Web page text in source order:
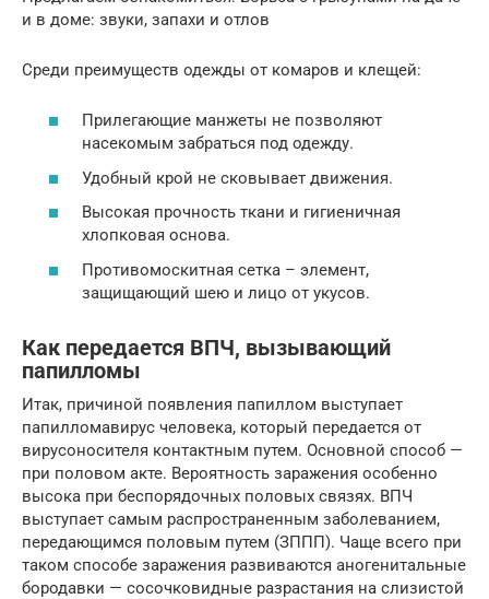
и в доме: звуки, запахи и отлов
Среди преимуществ одежды от комаров и клещей:
Прилегающие манжеты не позволяют
насекомым забраться под одежду.
Удобный крой не сковывает движения.
Высокая прочность ткани и гигиеничная
хлопковая основа.
Противомоскитная сетка – элемент,
защищающий шею и лицо от укусов.
Как передается ВПЧ, вызывающий
папилломы
Итак, причиной появления папиллом выступает
папилломавирус человека, который передается от
вирусоносителя контактным путем. Основной способ —
при половом акте. Вероятность заражения особенно
высока при беспорядочных половых связях. ВПЧ
выступает самым распространенным заболеванием,
передающимся половым путем (ЗППП). Чаще всего при
таком способе заражения развиваются аногенитальные
бородавки — сосочковидные разрастания на слизистой